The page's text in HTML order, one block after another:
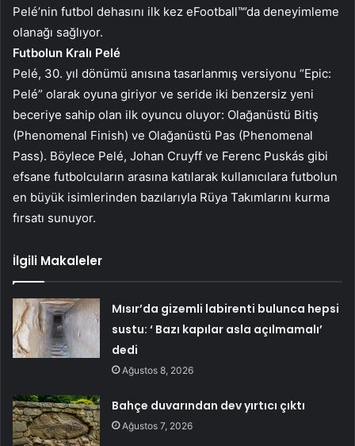
Pelé’nin futbol dehasını ilk kez eFootball™’da deneyimleme
olanağı sağlıyor.
Futbolun Kralı Pelé
Pelé, 30. yıl dönümü anısına tasarlanmış versiyonu “Epic:
Pelé” olarak oyuna giriyor ve seride iki benzersiz yeni
beceriye sahip olan ilk oyuncu oluyor: Olağanüstü Bitiş
(Phenomenal Finish) ve Olağanüstü Pas (Phenomenal
Pass). Böylece Pelé, Johan Cruyff ve Ferenc Puskás gibi
efsane futbolcuların arasına katılarak kullanıcılara futbolun
en büyük isimlerinden bazılarıyla Rüya Takımlarını kurma
fırsatı sunuyor.
İlgili Makaleler
Mısır’da gizemli labirenti bulunca hepsi
sustu: ‘ Bazı kapılar asla açılmamalı’
dedi
Ağustos 8, 2026
Bahçe duvarından dev yırtıcı çıktı
Ağustos 7, 2026